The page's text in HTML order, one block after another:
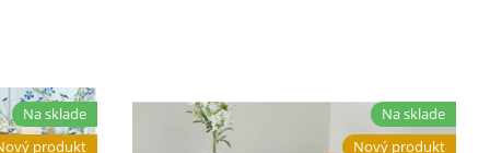
Na sklade
produkt
Na sklade
Nový produkt